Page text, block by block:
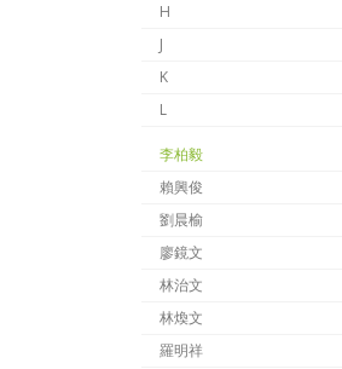
H
J
K
L
李柏毅
賴興俊
劉晨榆
廖鏡文
林治文
林煥文
羅明祥